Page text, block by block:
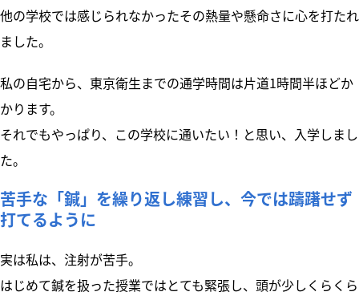
他の学校では感じられなかったその熱量や懸命さに心を打たれ
ました。
私の自宅から、東京衛生までの通学時間は片道1時間半ほどか
かります。
それでもやっぱり、この学校に通いたい！と思い、入学しまし
た。
苦手な「鍼」を繰り返し練習し、今では躊躇せず
打てるように
実は私は、注射が苦手。
はじめて鍼を扱った授業ではとても緊張し、頭が少しくらくら